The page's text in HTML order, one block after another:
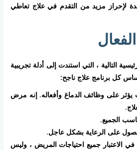
لإحراز مزيد من التقدم في علاج تعاطي
التالية ، التي استندت إلى أدلة تجريبية
كل برنامج علاج ناجح:
يؤثر على وظائف الدماغ وأفعاله. إنه مرض
الجميع.
على الرعاية بشكل عاجل.
في الاعتبار جميع احتياجات المريض ، وليس